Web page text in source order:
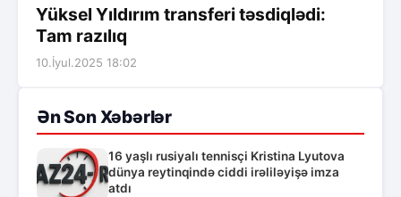
Yüksel Yıldırım transferi təsdiqlədi:
Tam razılıq
10.İyul.2025 18:02
Ən Son Xəbərlər
16 yaşlı rusiyalı tennisçi Kristina Lyutova
dünya reytinqində ciddi irəliləyişə imza
atdı